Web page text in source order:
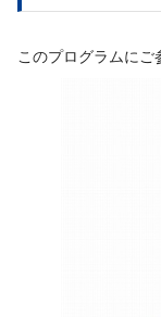
このプログラムにご